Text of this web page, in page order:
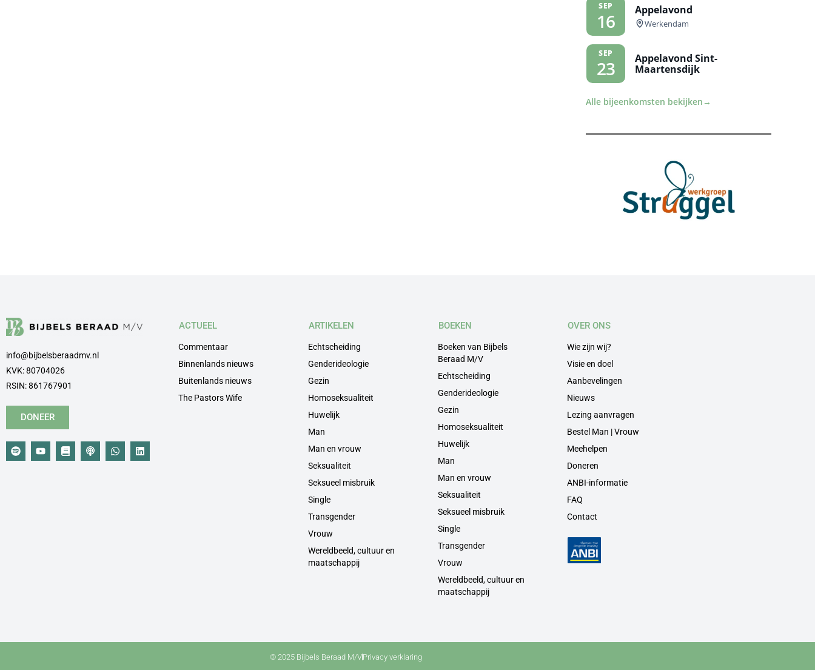
SEP
16
Appelavond
Werkendam
SEP
23
Appelavond Sint-
Maartensdijk
Alle bijeenkomsten bekijken →
info@bijbelsberaadmv.nl
KVK: 80704026
RSIN: 861767901
DONEER
ACTUEEL
Commentaar
Binnenlands nieuws
Buitenlands nieuws
The Pastors Wife
ARTIKELEN
Echtscheiding
Genderideologie
Gezin
Homoseksualiteit
Huwelijk
Man
Man en vrouw
Seksualiteit
Seksueel misbruik
Single
Transgender
Vrouw
Wereldbeeld, cultuur en
maatschappij
BOEKEN
Boeken van Bijbels
Beraad M/V
Echtscheiding
Genderideologie
Gezin
Homoseksualiteit
Huwelijk
Man
Man en vrouw
Seksualiteit
Seksueel misbruik
Single
Transgender
Vrouw
Wereldbeeld, cultuur en
maatschappij
OVER ONS
Wie zijn wij?
Visie en doel
Aanbevelingen
Nieuws
Lezing aanvragen
Bestel Man | Vrouw
Meehelpen
Doneren
ANBI-informatie
FAQ
Contact
© 2025 Bijbels Beraad M/VPrivacy verklaring